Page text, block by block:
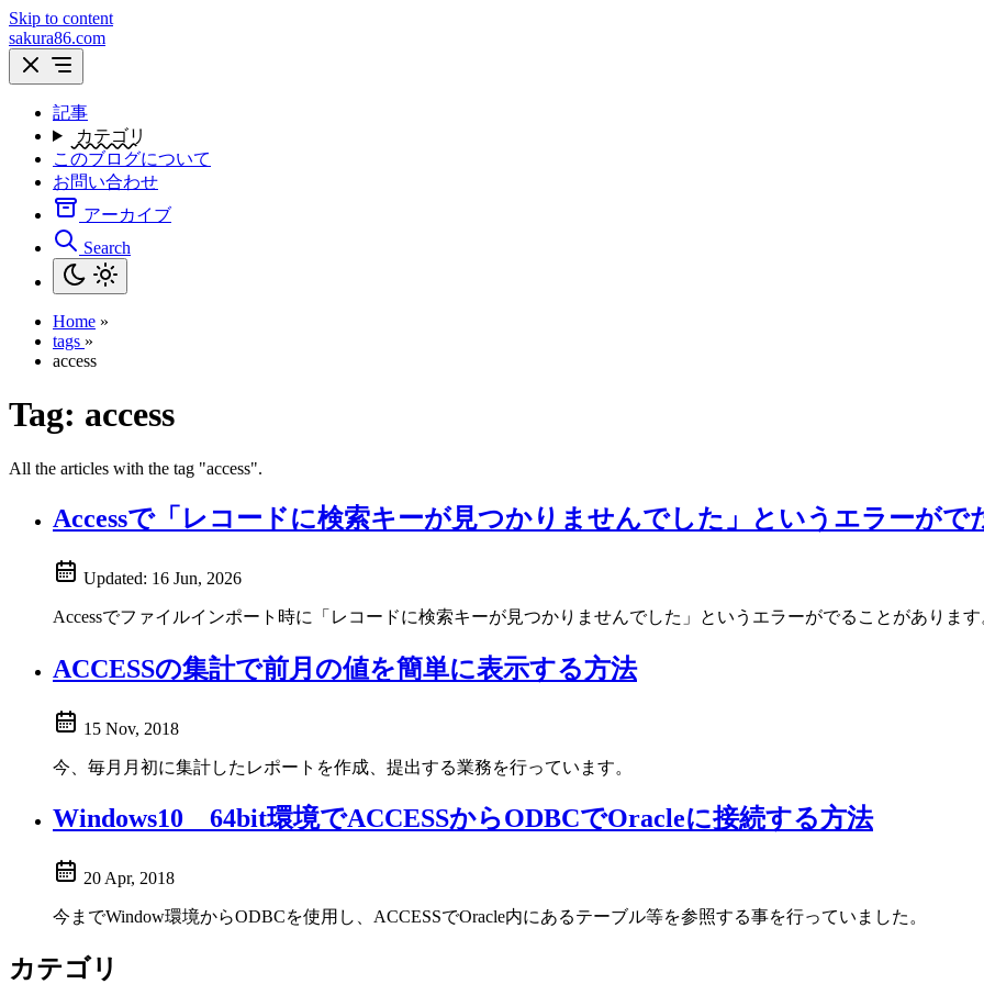
Skip to content
sakura86.com
記事
カテゴリ
このブログについて
お問い合わせ
アーカイブ
Search
Home »
tags »
access
Tag: access
All the articles with the tag "access".
Accessで「レコードに検索キーが見つかりませんでした」というエラーがで
Updated: 16 Jun, 2026
Accessでファイルインポート時に「レコードに検索キーが見つかりませんでした」というエラーがでることがありま
ACCESSの集計で前月の値を簡単に表示する方法
15 Nov, 2018
今、毎月月初に集計したレポートを作成、提出する業務を行っています。
Windows10 64bit環境でACCESSからODBCでOracleに接続する方法
20 Apr, 2018
今までWindow環境からODBCを使用し、ACCESSでOracle内にあるテーブル等を参照する事を行っていました。
カテゴリ